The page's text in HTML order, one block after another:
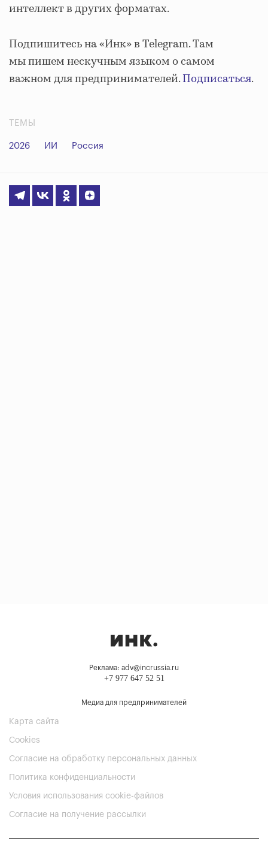
интеллект в других форматах.
Подпишитесь на «Инк» в Telegram. Там
мы пишем нескучным языком о самом
важном для предпринимателей.Подписаться.
ТЕМЫ
2026 ИИ Россия
Реклама: adv@incrussia.ru
+7 977 647 52 51
Медиа для предпринимателей
Карта сайта
Cookies
Согласие на обработку персональных данных
Политика конфиденциальности
Условия использования cookie-файлов
Согласие на получение рассылки